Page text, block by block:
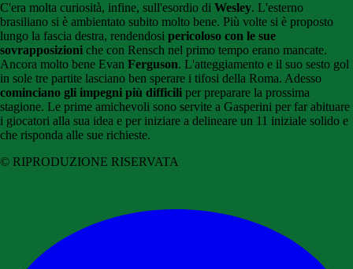
C'era molta curiosità, infine, sull'esordio di Wesley. L'esterno
brasiliano si è ambientato subito molto bene. Più volte si è proposto
lungo la fascia destra, rendendosi pericoloso con le sue
sovrapposizioni che con Rensch nel primo tempo erano mancate.
Ancora molto bene Evan Ferguson. L'atteggiamento e il suo sesto gol
in sole tre partite lasciano ben sperare i tifosi della Roma. Adesso
cominciano gli impegni più difficili per preparare la prossima
stagione. Le prime amichevoli sono servite a Gasperini per far abituare
i giocatori alla sua idea e per iniziare a delineare un 11 iniziale solido e
che risponda alle sue richieste.
© RIPRODUZIONE RISERVATA